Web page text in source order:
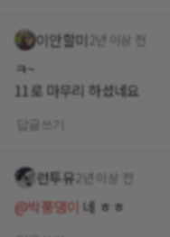
이안할미 2년 이상 전
ㅋ~
11로 마무리 하셨네요
런투유2년 이상 전
@박풍댕이 네 ㅎㅎ